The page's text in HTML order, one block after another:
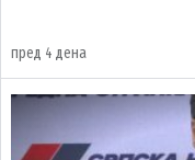
пред 4 дена